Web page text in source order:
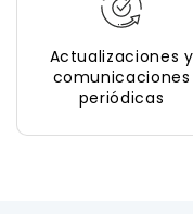
Actualizaciones y
comunicaciones
periódicas